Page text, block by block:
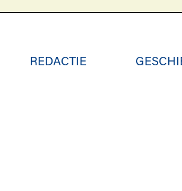
REDACTIE